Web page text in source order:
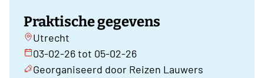
Praktische gegevens
Utrecht
03-02-26 tot 05-02-26
Georganiseerd door Reizen Lauwers